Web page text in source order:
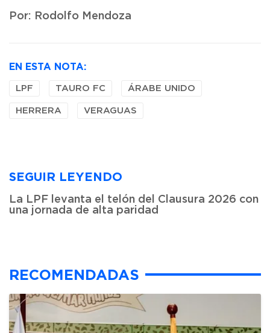
Por: Rodolfo Mendoza
EN ESTA NOTA:
LPF TAURO FC ÁRABE UNIDO
HERRERA VERAGUAS
SEGUIR LEYENDO
La LPF levanta el telón del Clausura 2026 con
una jornada de alta paridad
RECOMENDADAS